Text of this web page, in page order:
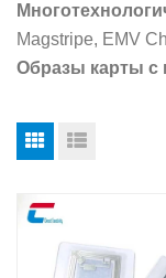
Magstripe, EMV
Образы карты с